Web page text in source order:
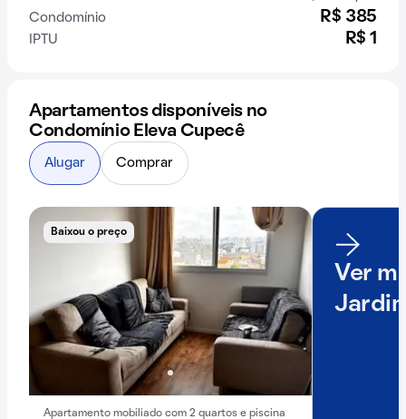
Condomínio
R$ 385
IPTU R$ 1
Apartamentos disponíveis no
Condomínio Eleva Cupecê
Baixou o preço
Apartamento mobiliado com 2 quartos e piscina
Ver
Alugar Comprar